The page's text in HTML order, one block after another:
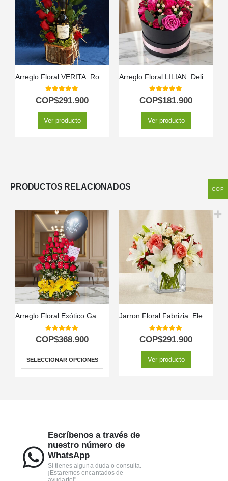
5.00out of 5
COP$291.900
Ver producto
5.00out of 5
COP$181.900
Ver producto
PRODUCTOS RELACIONADOS
Arreglo Floral Exótico Gamma
5.00out of 5
COP$368.900
SELECCIONAR OPCIONES
Jarron Floral Fabrizia: Elegancia en Rosas Rosadas y Lirios 🤍
5.00out of 5
COP$291.900
Ver producto
Escríbenos a través de
nuestro número de
WhatsApp
Si tienes alguna duda o consulta.
¡Estaremos encantados de
COP